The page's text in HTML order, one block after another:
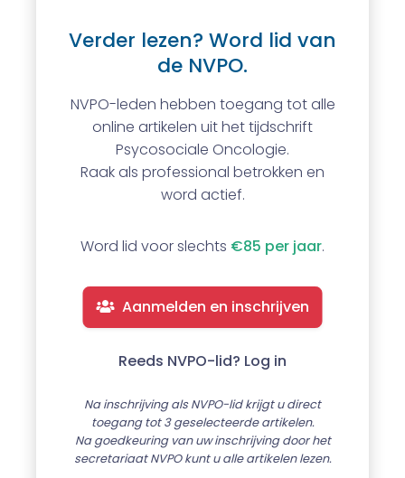
Verder lezen? Word lid van
de NVPO.
NVPO-leden hebben toegang tot alle
online artikelen uit het tijdschrift
Psycosociale Oncologie.
Raak als professional betrokken en
word actief.
Word lid voor slechts €85 per jaar.
Aanmelden en inschrijven
Reeds NVPO-lid? Log in
Na inschrijving als NVPO-lid krijgt u direct
toegang tot 3 geselecteerde artikelen.
Na goedkeuring van uw inschrijving door het
secretariaat NVPO kunt u alle artikelen lezen.